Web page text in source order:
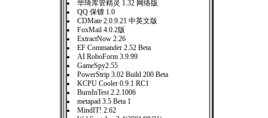
华琦库管精灵 1.32 网络版
QQ 保镖 1.0
CDMate 2.0.9.21 中英文版
FoxMail 4.0.2版
ExtractNow 2.26
EF Commander 2.52 Beta
AI RoboForm 3.9.99
GameSpy2.55
PowerStrip 3.02 Build 200 Beta
KCPU Cooler 0.9.1 RC1
BurnInTest 2.2.1006
metapad 3.5 Beta 1
MindIT! 2.62